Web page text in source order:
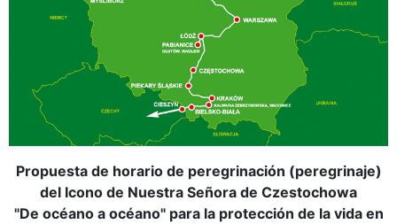
Propuesta de horario de peregrinación (peregrinaje)
del Icono de Nuestra Señora de Czestochowa
"De océano a océano" para la protección de la vida en